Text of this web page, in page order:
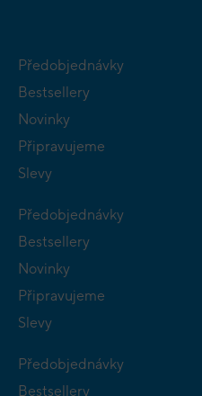
Předobjednávky
Bestsellery
Novinky
Připravujeme
Slevy
Předobjednávky
Bestsellery
Novinky
Připravujeme
Slevy
Předobjednávky
Bestsellery